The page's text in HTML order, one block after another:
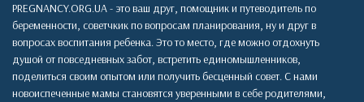
PREGNANCY.ORG.UA - это ваш друг, помощник и путеводитель по
беременности, советчкик по вопросам планирования, ну и друг в
вопросах воспитания ребенка. Это то место, где можно отдохнуть
душой от повседневных забот, встретить единомышленников,
поделиться своим опытом или получить бесценный совет. С нами
новоиспеченные мамы становятся уверенными в себе родителями,